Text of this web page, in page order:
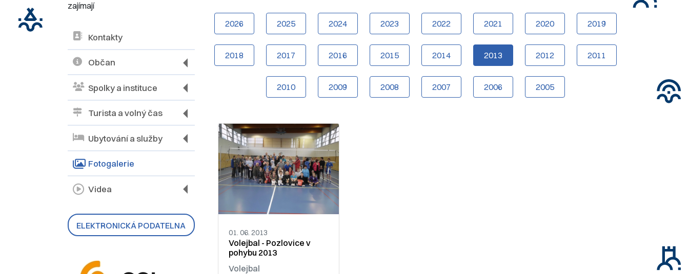
zajímají
Kontakty
Občan
Spolky a instituce
Turista a volný čas
Ubytování a služby
Fotogalerie
Videa
ELEKTRONICKÁ PODATELNA
2026 2025 2024 2023 2022 2021 2020 2019
2018 2017 2016 2015 2014 2013 2012 2011
2010 2009 2008 2007 2006 2005
01. 06. 2013
Volejbal - Pozlovice v
pohybu 2013
Volejbal